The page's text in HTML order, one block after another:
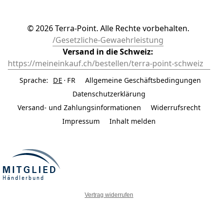
/Gesetzliche-Gewaehrleistung
Sprache: DE FR
Allgemeine Geschäftsbedingungen
Datenschutzerklärung
Versand- und Zahlungsinformationen
Widerrufsrecht
Impressum
Inhalt melden
Vertrag widerrufen